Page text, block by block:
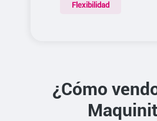
Flexibilidad
¿Cómo